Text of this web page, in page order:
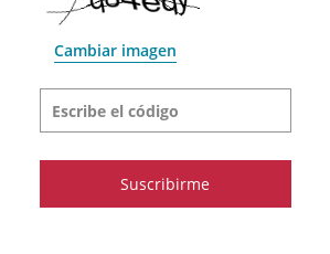
Cambiar imagen
Escribe el código